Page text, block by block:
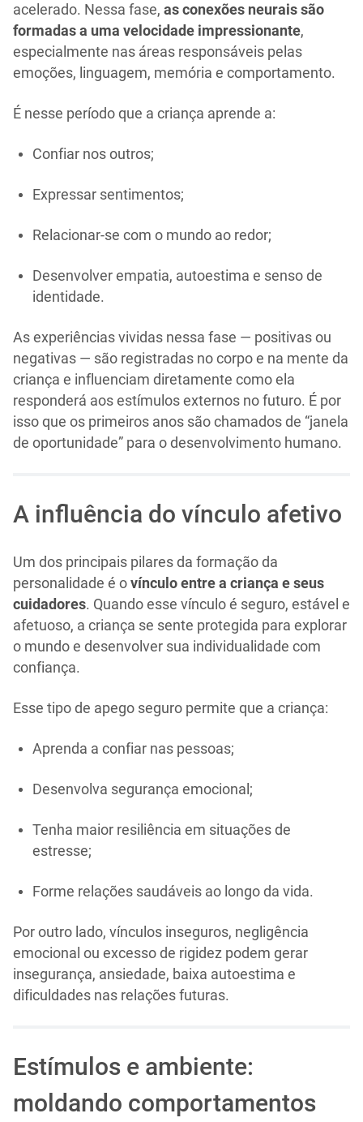
acelerado. Nessa fase, as conexões neurais são
formadas a uma velocidade impressionante,
especialmente nas áreas responsáveis pelas
emoções, linguagem, memória e comportamento.
É nesse período que a criança aprende a:
Confiar nos outros;
Expressar sentimentos;
Relacionar-se com o mundo ao redor;
Desenvolver empatia, autoestima e senso de
identidade.
As experiências vividas nessa fase — positivas ou
negativas — são registradas no corpo e na mente da
criança e influenciam diretamente como ela
responderá aos estímulos externos no futuro. É por
isso que os primeiros anos são chamados de “janela
de oportunidade” para o desenvolvimento humano.
A influência do vínculo afetivo
Um dos principais pilares da formação da
personalidade é o vínculo entre a criança e seus
cuidadores. Quando esse vínculo é seguro, estável e
afetuoso, a criança se sente protegida para explorar
o mundo e desenvolver sua individualidade com
confiança.
Esse tipo de apego seguro permite que a criança:
Aprenda a confiar nas pessoas;
Desenvolva segurança emocional;
Tenha maior resiliência em situações de
estresse;
Forme relações saudáveis ao longo da vida.
Por outro lado, vínculos inseguros, negligência
emocional ou excesso de rigidez podem gerar
insegurança, ansiedade, baixa autoestima e
dificuldades nas relações futuras.
Estímulos e ambiente:
moldando comportamentos